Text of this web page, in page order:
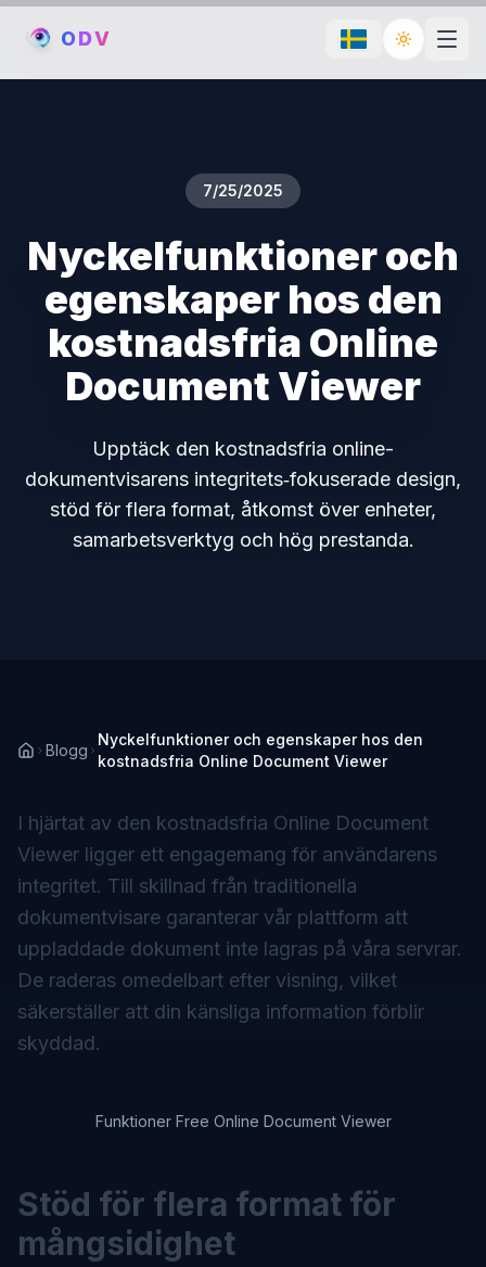
ODV Toggle
7/25/2025
Nyckelfunktioner och
egenskaper hos den
kostnadsfria Online
Document Viewer
Upptäck den kostnadsfria online-
dokumentvisarens integritets‑fokuserade design,
stöd för flera format, åtkomst över enheter,
samarbetsverktyg och hög prestanda.
Blogg
Nyckelfunktioner och egenskaper hos den
kostnadsfria Online Document Viewer
I hjärtat av den kostnadsfria Online Document
Viewer ligger ett engagemang för användarens
integritet. Till skillnad från traditionella
dokumentvisare garanterar vår plattform att
uppladdade dokument inte lagras på våra servrar.
De raderas omedelbart efter visning, vilket
säkerställer att din känsliga information förblir
skyddad.
Funktioner Free Online Document Viewer
Stöd för flera format för
mångsidighet